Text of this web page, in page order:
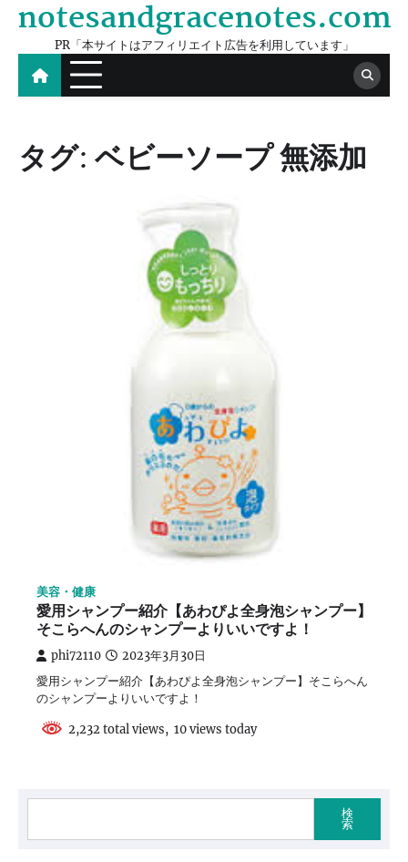
Skip
content
notesandgracenotes.com
PR「本サイトはアフィリエイト広告を利用しています」
タグ:ベビーソープ 無添加
美容・健康
愛用シャンプー紹介【あわぴよ全身泡シャンプー】
そこらへんのシャンプーよりいいですよ！
phi72110 2023年3月30日
愛用シャンプー紹介【あわぴよ全身泡シャンプー】そこらへん
のシャンプーよりいいですよ！
2,232 total views, 10 views today
検
索